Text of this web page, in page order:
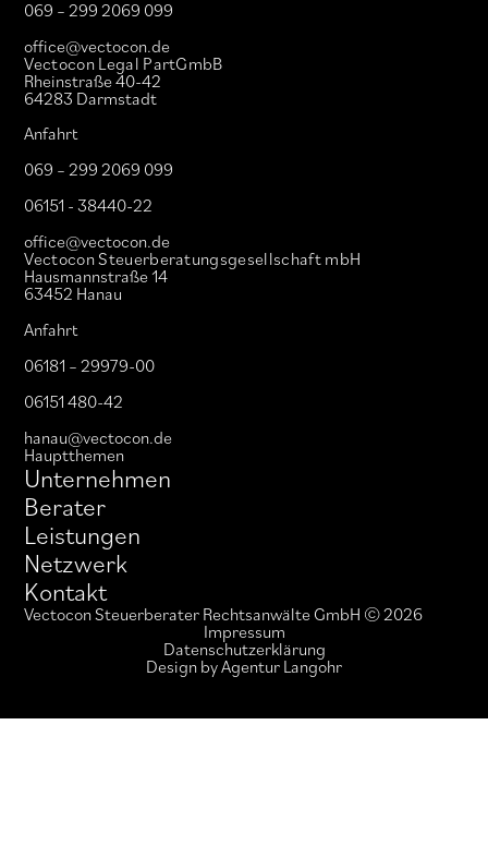
069 – 299 2069 099
office@vectocon.de
Vectocon Legal PartGmbB
Rheinstraße 40-42
64283 Darmstadt
Anfahrt
069 – 299 2069 099
06151 - 38440-22
office@vectocon.de
Vectocon Steuerberatungsgesellschaft mbH
Hausmannstraße 14
63452 Hanau
Anfahrt
06181 – 29979-00
06151 480-42
hanau@vectocon.de
Hauptthemen
Unternehmen
Berater
Leistungen
Netzwerk
Kontakt
Vectocon Steuerberater Rechtsanwälte GmbH © 2026
Impressum
Datenschutzerklärung
Design by Agentur Langohr